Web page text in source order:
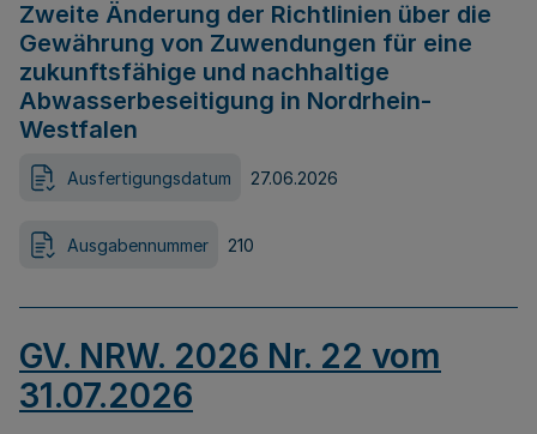
Zweite Änderung der Richtlinien über die
Gewährung von Zuwendungen für eine
zukunftsfähige und nachhaltige
Abwasserbeseitigung in Nordrhein-
Westfalen
Ausfertigungsdatum 27.06.2026
Ausgabennummer 210
GV. NRW. 2026 Nr. 22 vom
31.07.2026